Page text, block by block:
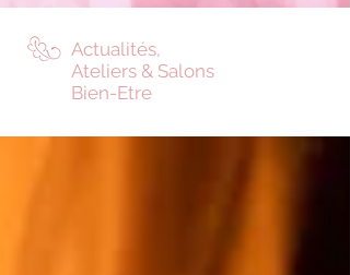
Actualités,
Ateliers & Salons
Bien-Etre